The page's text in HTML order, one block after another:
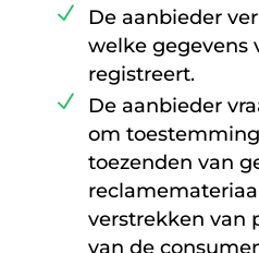
De aanbieder
welke gegevens
registreert.
De aanbieder
om
toezenden van
verstrekken van
van de